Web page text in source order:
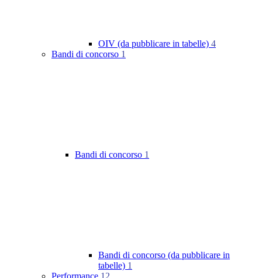
OIV (da pubblicare in tabelle) 4
Bandi di concorso 1
Bandi di concorso 1
Bandi di concorso (da pubblicare in
tabelle) 1